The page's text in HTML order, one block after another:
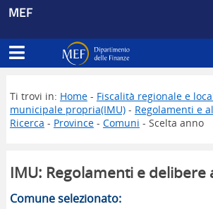
MEF
Apri menu principale
Dipartimento delle
Ti trovi in: Home- Fiscalità regionale e
municipale propria(IMU)- Regolamenti e
Ricerca - Province- Comuni - Scelta anno
IMU: Regolamenti e delibere
Comune selezionato: